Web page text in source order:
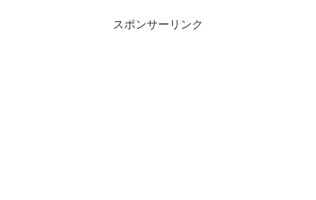
スポンサーリンク